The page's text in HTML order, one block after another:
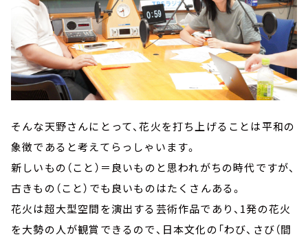
そんな天野さんにとって、花火を打ち上げることは平和の
象徴であると考えてらっしゃいます。
新しいもの（こと）＝良いものと思われがちの時代ですが、
古きもの（こと）でも良いものはたくさんある。
花火は超大型空間を演出する芸術作品であり、1発の花火
を大勢の人が観賞できるので、日本文化の「わび、さび（間